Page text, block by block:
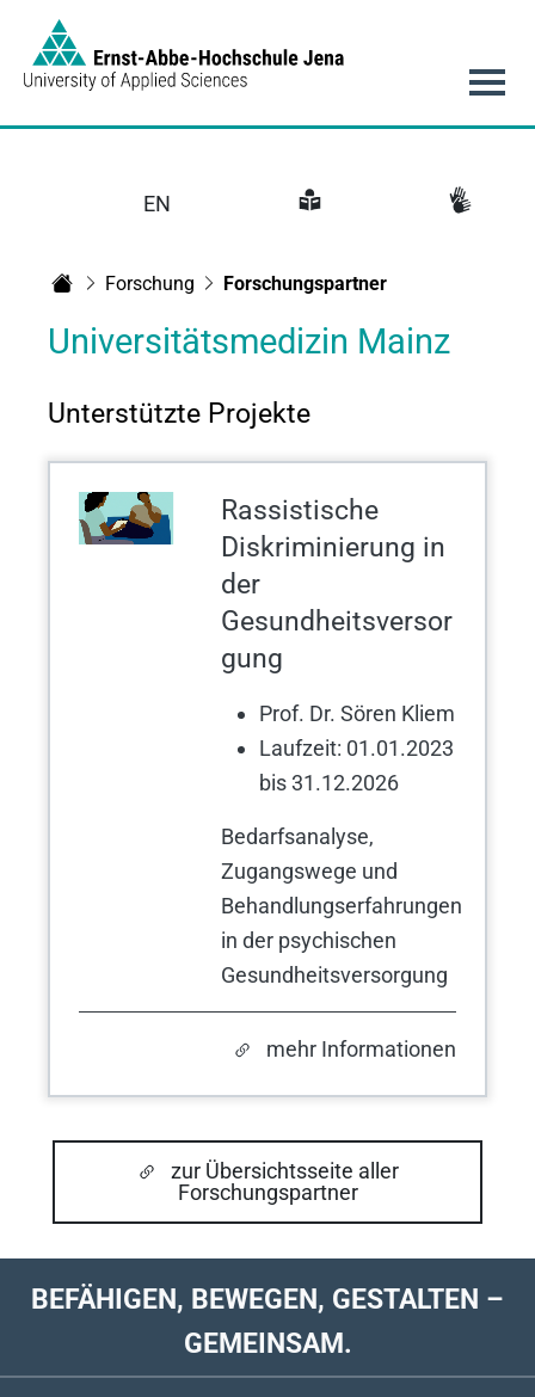
EN
Forschung Forschungspartner
Universitätsmedizin Mainz
Unterstützte Projekte
Rassistische
Diskriminierung in
der
Gesundheitsversor
gung
Prof. Dr. Sören Kliem
Laufzeit: 01.01.2023
bis 31.12.2026
Bedarfsanalyse,
Zugangswege und
Behandlungserfahrungen
in der psychischen
Gesundheitsversorgung
mehr Informationen
zur Übersichtsseite aller
Forschungspartner
BEFÄHIGEN, BEWEGEN, GESTALTEN –
GEMEINSAM.